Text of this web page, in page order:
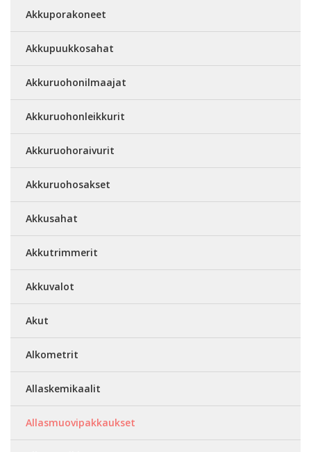
Akkuporakoneet
Akkupuukkosahat
Akkuruohonilmaajat
Akkuruohonleikkurit
Akkuruohoraivurit
Akkuruohosakset
Akkusahat
Akkutrimmerit
Akkuvalot
Akut
Alkometrit
Allaskemikaalit
Allasmuovipakkaukset